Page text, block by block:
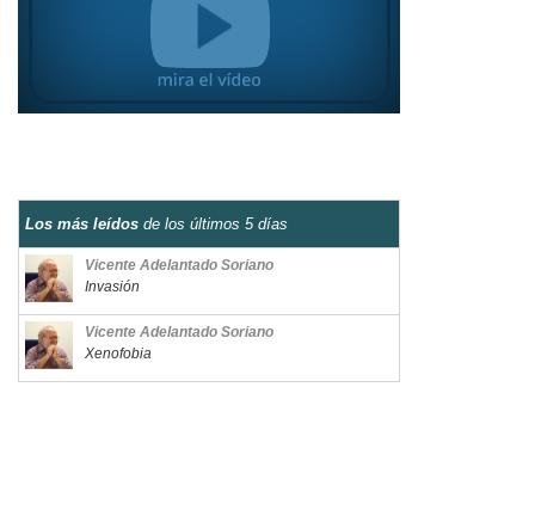
Los más leídos de los últimos 5 días
Vicente Adelantado Soriano
Invasión
Vicente Adelantado Soriano
Xenofobia